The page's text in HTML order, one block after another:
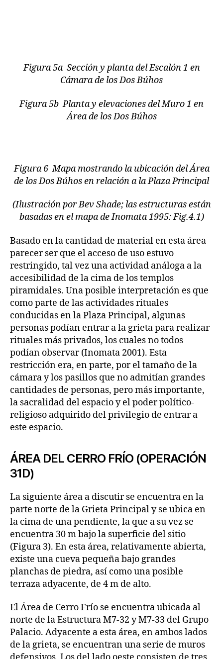
Figura 5a Sección y planta del Escalón 1 en
Cámara de los Dos Búhos
Figura 5b Planta y elevaciones del Muro 1 en
Área de los Dos Búhos
Figura 6 Mapa mostrando la ubicación del Área
de los Dos Búhos en relación a la Plaza Principal
(Ilustración por Bev Shade; las estructuras están
basadas en el mapa de Inomata 1995: Fig.4.1)
Basado en la cantidad de material en esta área
parecer ser que el acceso de uso estuvo
restringido, tal vez una actividad análoga a la
accesibilidad de la cima de los templos
piramidales. Una posible interpretación es que
como parte de las actividades rituales
conducidas en la Plaza Principal, algunas
personas podían entrar a la grieta para realizar
rituales más privados, los cuales no todos
podían observar (Inomata 2001). Esta
restricción era, en parte, por el tamaño de la
cámara y los pasillos que no admitían grandes
cantidades de personas, pero más importante,
la sacralidad del espacio y el poder político-
religioso adquirido del privilegio de entrar a
este espacio.
ÁREA DEL CERRO FRÍO (OPERACIÓN
31D)
La siguiente área a discutir se encuentra en la
parte norte de la Grieta Principal y se ubica en
la cima de una pendiente, la que a su vez se
encuentra 30 m bajo la superficie del sitio
(Figura 3). En esta área, relativamente abierta,
existe una cueva pequeña bajo grandes
planchas de piedra, así como una posible
terraza adyacente, de 4 m de alto.
El Área de Cerro Frío se encuentra ubicada al
norte de la Estructura M7-32 y M7-33 del Grupo
Palacio. Adyacente a esta área, en ambos lados
de la grieta, se encuentran una serie de muros